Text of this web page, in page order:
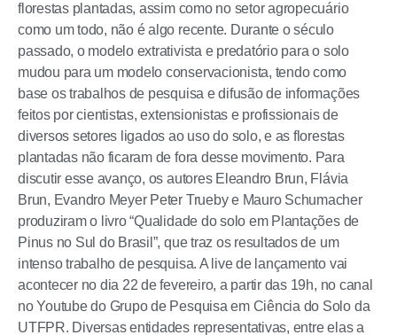
florestas plantadas, assim como no setor agropecuário
como um todo, não é algo recente. Durante o século
passado, o modelo extrativista e predatório para o solo
mudou para um modelo conservacionista, tendo como
base os trabalhos de pesquisa e difusão de informações
feitos por cientistas, extensionistas e profissionais de
diversos setores ligados ao uso do solo, e as florestas
plantadas não ficaram de fora desse movimento. Para
discutir esse avanço, os autores Eleandro Brun, Flávia
Brun, Evandro Meyer Peter Trueby e Mauro Schumacher
produziram o livro “Qualidade do solo em Plantações de
Pinus no Sul do Brasil”, que traz os resultados de um
intenso trabalho de pesquisa. A live de lançamento vai
acontecer no dia 22 de fevereiro, a partir das 19h, no canal
no Youtube do Grupo de Pesquisa em Ciência do Solo da
UTFPR. Diversas entidades representativas, entre elas a